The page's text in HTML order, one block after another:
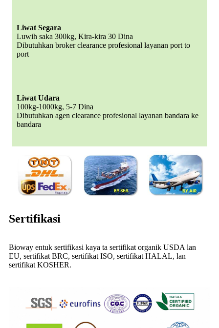
Liwat Segara
Luwih saka 300kg, Kira-kira 30 Dina
Dibutuhkan broker clearance profesional layanan port to
port
Liwat Udara
100kg-1000kg, 5-7 Dina
Dibutuhkan agen clearance profesional layanan bandara ke
bandara
Sertifikasi
Bioway entuk sertifikasi kaya ta sertifikat organik USDA lan
EU, sertifikat BRC, sertifikat ISO, sertifikat HALAL, lan
sertifikat KOSHER.